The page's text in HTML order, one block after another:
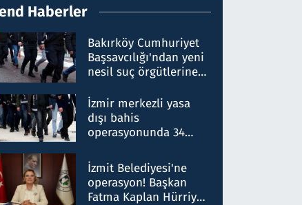
Haberler
Bakırköy Cumhuriyet
Başsavcılığı'ndan yeni
nesil suç örgütlerine
hakkında gözaltı kararı
İzmir merkezli yasa
dışı bahis
operasyonunda 34
Milyar liralık para
trafiği tespit edildi
İzmit Belediyesi'ne
operasyon! Başkan
Fatma Kaplan Hürriyet